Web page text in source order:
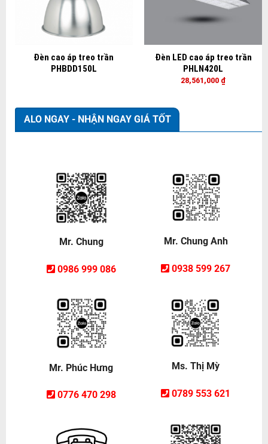
Đèn cao áp treo trần
PHBDD150L
Đèn LED cao áp treo trần
PHLN420L
28,561,000 ₫
ALO NGAY - NHẬN NGAY GIÁ TỐT
Mr. Chung
0986 999 086
Mr. Chung Anh
0938 599 267
Mr. Phúc Hưng
0776 470 298
Ms. Thị Mỳ
0789 553 621